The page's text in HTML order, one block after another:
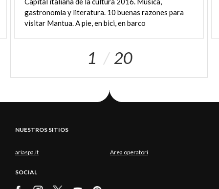
gastronomía y literatura. 10 buenas razones para
visitar Mantua. A pie, en bici, en barco
1 20
NUESTROS SITIOS
ariaspa.it Area operatori
SOCIAL